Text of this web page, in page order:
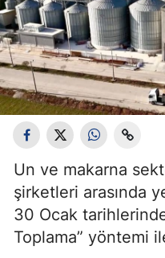
Un ve makarna
şirketleri arasında
30 Ocak
Toplama” yöntemi